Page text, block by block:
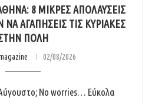
8 ΜΙΚΡΈΣ ΑΠΟΛΑΎΣΕΙΣ
ΑΓΑΠΉΣΕΙΣ ΤΙΣ ΚΥΡΙΑΚΈΣ
ΠΌΛΗ
02/08/2026
No worries… Εύκολα